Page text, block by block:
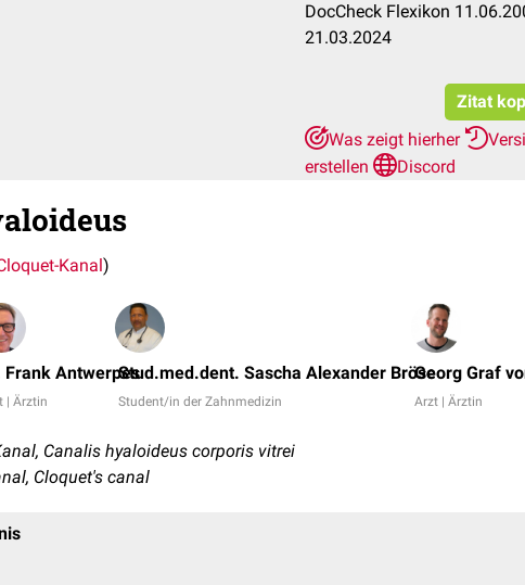
DocCheck Flexikon
21.03.2024
Zitat
Was zeigt hierher
erstellen
Discord
Kanal)
Frank Antwerpes
| Ärztin
Stud.med.dent. Sascha Alexander Bröse
Student/in der Zahnmedizin
Georg Graf
Arzt | Ärztin
Canalis hyaloideus corporis vitrei
Cloquet's canal